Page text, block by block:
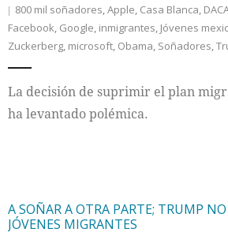
800 mil soñadores,Apple, Casa Blanca,
Facebook, Google, inmigrantes, Jóvenes
Zuckerberg, microsoft, Obama, Soñadores,
La decisión de suprimir el plan
ha levantado polémica.
A SOÑAR A OTRA PARTE; TRUMP
JÓVENES MIGRANTES